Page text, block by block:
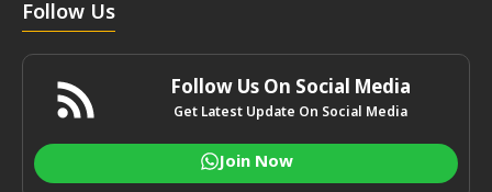
Follow Us
Follow Us On Social Media
Get Latest Update On Social Media
Join Now